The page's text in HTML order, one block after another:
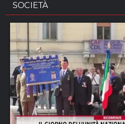
SOCIETÀ